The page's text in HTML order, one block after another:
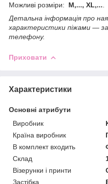
Можливі розміри: M,..., XL,...
Детальна інформація про
характеристики піжами ―
телефону.
Приховати
Характеристики
Основні атрибути
Виробник
Країна виробник
В комплект входить
Склад
Візерунки і принти
Застібка